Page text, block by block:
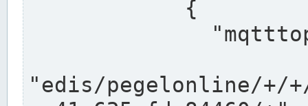
"edis/pegelonline/+/